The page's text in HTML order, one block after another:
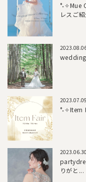
°˖✧Mue
レスご
2023.07.09
°˖✧Item
2023.06.30
りがと...